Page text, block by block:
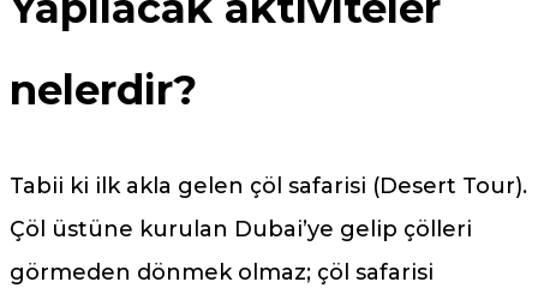
nelerdir?
Tabii ki ilk akla gelen çöl safarisi (Desert Tour).
Çöl üstüne kurulan Dubai’ye gelip çölleri
görmeden dönmek olmaz; çöl safarisi